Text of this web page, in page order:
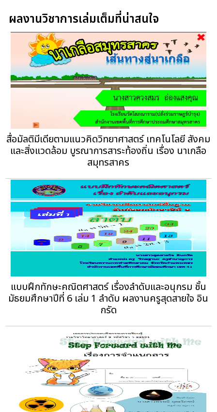
ผลงานวิชาการเล่มเต็มที่น่าสนใจ
สื่อมัลติมีเดียตามแนวคิดวิทยาศาสตร์ เทคโนโลยี สังคม
และสิ่งแวดล้อม บูรณาการสาระท้องถิ่น เรื่อง นาเกลือ
สมุทรสาคร
แบบฝึกทักษะคณิตศาสตร์ เรื่องลำดับและอนุกรม ชั้น
มัธยมศึกษาปีที่ 6 เล่ม 1 ลำดับ ผลงานครูสุดสายใจ อิน
กรัด